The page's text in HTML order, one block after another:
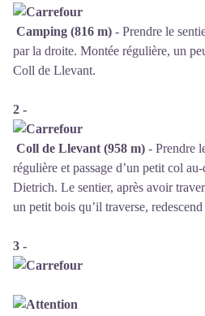
Camping (816 m) - Prendre le
par la droite. Montée régulière, un
Coll de Llevant.
2 -
Coll de Llevant (958 m) - Prendre
régulière et passage d’un petit col
Dietrich. Le sentier, après avoir
un petit bois qu’il traverse,
3 -